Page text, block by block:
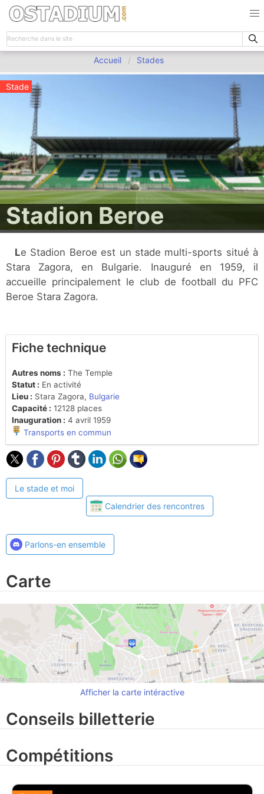
Accueil Stades
Stade
Stadion Beroe
Le Stadion Beroe est un stade multi-sports situé à
Stara Zagora, en Bulgarie. Inauguré en 1959, il
accueille principalement le club de football du PFC
Beroe Stara Zagora.
Fiche technique
Autres noms : The Temple
Statut : En activité
Lieu : Stara Zagora, Bulgarie
Capacité : 12128 places
Inauguration : 4 avril 1959
Transports en commun
Le stade et moi
Calendrier des rencontres
Parlons-en ensemble
Carte
Afficher la carte intéractive
Conseils billetterie
Compétitions